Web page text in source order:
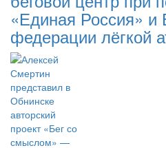
«Единая Россия» и
федерации лёгкой